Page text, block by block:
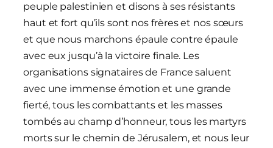
peuple palestinien et disons à ses résistants
haut et fort qu’ils sont nos frères et nos sœurs
et que nous marchons épaule contre épaule
avec eux jusqu’à la victoire finale. Les
organisations signataires de France saluent
avec une immense émotion et une grande
fierté, tous les combattants et les masses
tombés au champ d’honneur, tous les martyrs
morts sur le chemin de Jérusalem, et nous leur